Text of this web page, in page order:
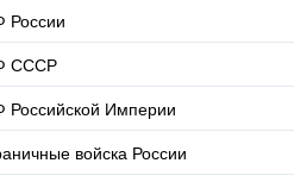
СССР
Империи
войска России